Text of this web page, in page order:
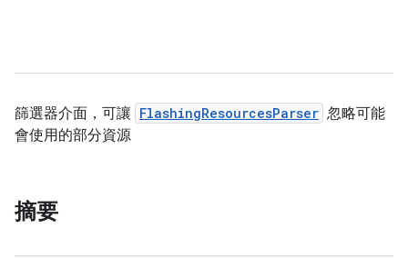
篩選器介面，可讓 FlashingResourcesParser 忽略可能
會使用的部分資源
摘要